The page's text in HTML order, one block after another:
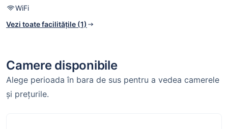
WiFi
Vezi toate facilitățile (1)
Camere disponibile
Alege perioada în bara de sus pentru a vedea camerele
și prețurile.